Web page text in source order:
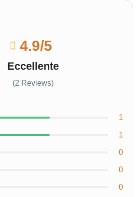
4.9/5
Eccellente
(2 Reviews)
1
1
0
0
0